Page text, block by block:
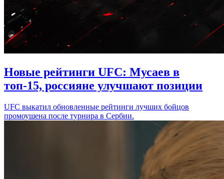
Новые рейтинги UFC: Мусаев в
топ-15, россияне улучшают позиции
UFC выкатил обновленные рейтинги лучших бойцов
промоушена после турнира в Сербии.